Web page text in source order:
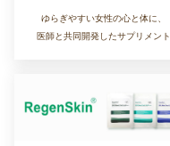
ゆらぎやすい女性の心と体に、
医師と共同開発したサプリメント